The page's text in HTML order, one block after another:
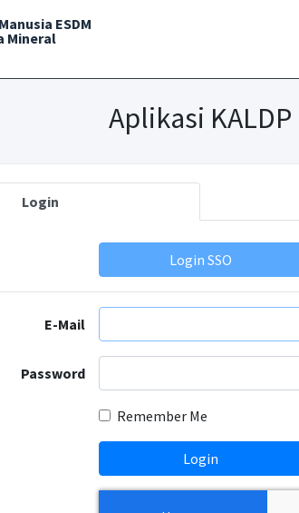
ESDM
Mineral
Aplikasi KALDP
Login
Login SSO
E-Mail
Password
Remember Me
Login